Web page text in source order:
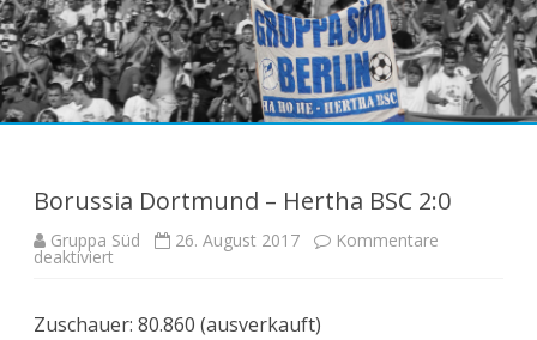
Borussia Dortmund – Hertha BSC 2:0
Gruppa Süd 26. August 2017 Kommentare
deaktiviert
Hertha
Zuschauer: 80.860 (ausverkauft)